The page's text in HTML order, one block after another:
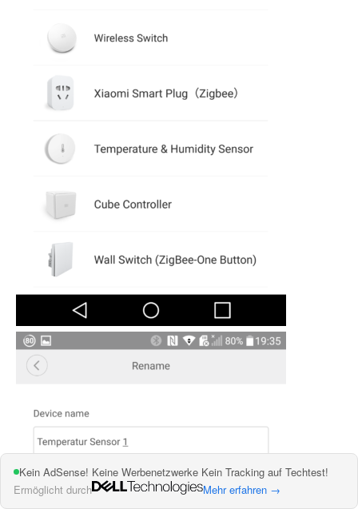
Kein AdSense! Keine Werbenetzwerke Kein Tracking auf Techtest!
Ermöglicht durch
Mehr erfahren →